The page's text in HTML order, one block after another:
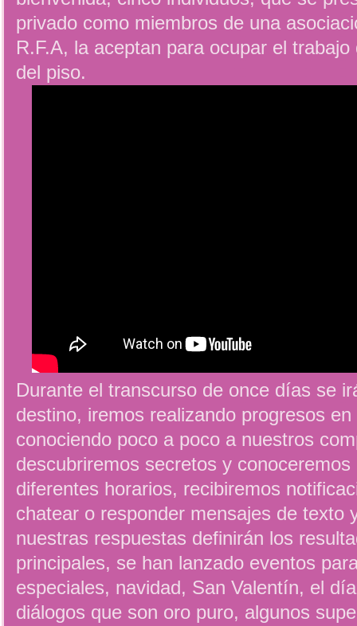
privado como miembros de una
R.F.A, la aceptan para ocupar el
del piso.
Durante el transcurso de once días se
destino, iremos realizando progresos
conociendo poco a poco a nuestros
descubriremos secretos y
diferentes horarios, recibiremos
chatear o responder mensajes de texto
nuestras respuestas definirán los
principales, se han lanzado eventos
especiales, navidad, San Valentín, el
diálogos que son oro puro, algunos